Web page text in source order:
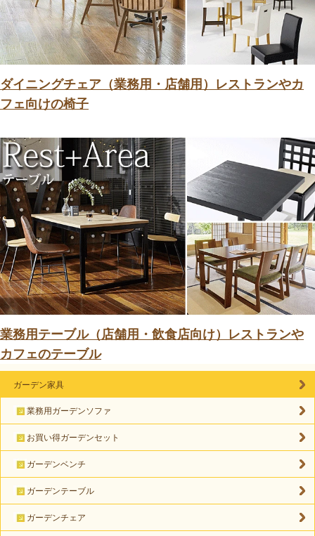
ダイニングチェア（業務用・店舗用）レストランやカ
フェ向けの椅子
業務用テーブル（店舗用・飲食店向け）レストランや
カフェのテーブル
ガーデン家具
業務用ガーデンソファ
お買い得ガーデンセット
ガーデンベンチ
ガーデンテーブル
ガーデンチェア